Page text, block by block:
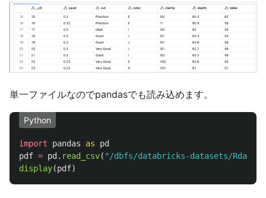
単一ファイルなのでpandasでも読み込めます。
Python
import pandas as
pd
pdf = pd . read_csv( "/dbfs/databricks-datasets/
display(pdf)